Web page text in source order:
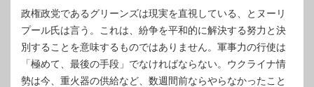
政権政党であるグリーンズは現実を直視している、とヌーリ
プール氏は言う。これは、紛争を平和的に解決する努力と決
別することを意味するものではありません。軍事力の行使は
「極めて、最後の手段」でなければならない。ウクライナ情
勢は今、重火器の供給など、数週間前ならやらなかったこと